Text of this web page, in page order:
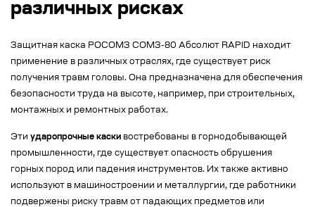
различных рисках
Защитная каска РОСОМЗ СОМЗ-80 Абсолют RAPID находит
применение в различных отраслях, где существует риск
получения травм головы. Она предназначена для обеспечения
безопасности труда на высоте, например, при строительных,
монтажных и ремонтных работах.
Эти ударопрочные каски востребованы в горнодобывающей
промышленности, где существует опасность обрушения
горных пород или падения инструментов. Их также активно
используют в машиностроении и металлургии, где работники
подвержены риску травм от падающих предметов или